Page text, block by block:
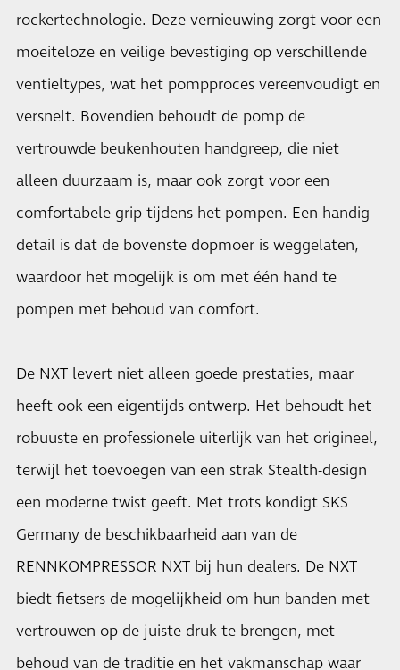
rockertechnologie. Deze vernieuwing zorgt voor een
moeiteloze en veilige bevestiging op verschillende
ventieltypes, wat het pompproces vereenvoudigt en
versnelt. Bovendien behoudt de pomp de
vertrouwde beukenhouten handgreep, die niet
alleen duurzaam is, maar ook zorgt voor een
comfortabele grip tijdens het pompen. Een handig
detail is dat de bovenste dopmoer is weggelaten,
waardoor het mogelijk is om met één hand te
pompen met behoud van comfort.
De NXT levert niet alleen goede prestaties, maar
heeft ook een eigentijds ontwerp. Het behoudt het
robuuste en professionele uiterlijk van het origineel,
terwijl het toevoegen van een strak Stealth-design
een moderne twist geeft. Met trots kondigt SKS
Germany de beschikbaarheid aan van de
RENNKOMPRESSOR NXT bij hun dealers. De NXT
biedt fietsers de mogelijkheid om hun banden met
vertrouwen op de juiste druk te brengen, met
behoud van de traditie en het vakmanschap waar